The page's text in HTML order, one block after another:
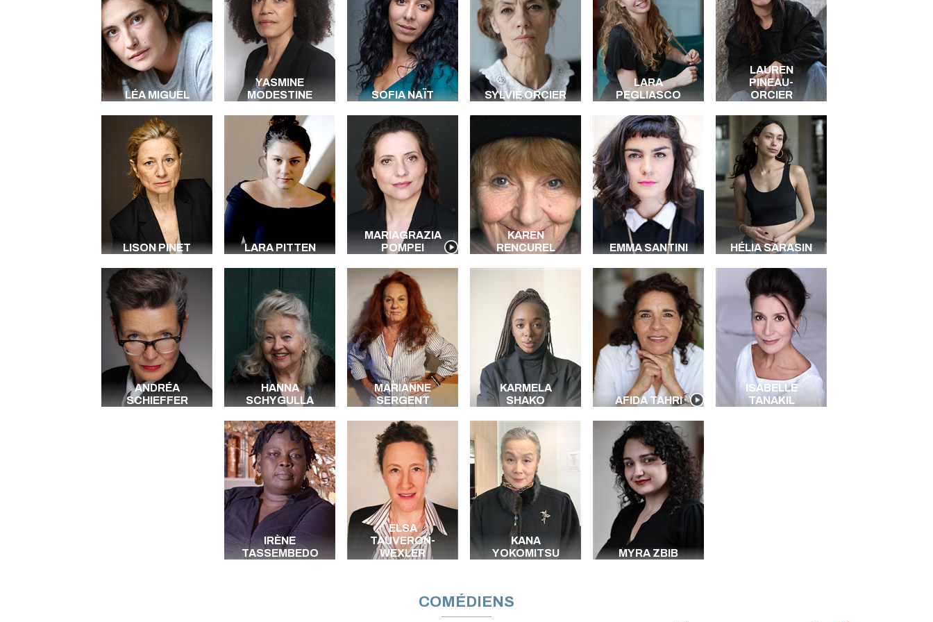
LÉA MIGUEL
YASMINE
MODESTINE
SOFIA NAÏT SYLVIE ORCIER
LARA
PEGLIASCO
LAUREN
PINEAU-
ORCIER
LISON PINET LARA PITTEN
MARIAGRAZIA
POMPEI
KAREN
RENCUREL
EMMA SANTINI HÉLIA SARASIN
ANDRÉA
SCHIEFFER
HANNA
SCHYGULLA
MARIANNE
SERGENT
KARMELA
SHAKO
AFIDA TAHRI
ISABELLE
TANAKIL
IRÈNE
TASSEMBEDO
ELSA
TAUVERON-
WEXLER
KANA
YOKOMITSU
MYRA ZBIB
COMÉDIENS